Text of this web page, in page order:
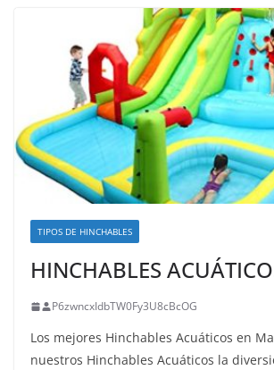
TIPOS DE HINCHABLES
HINCHABLES
P6zwncxIdbTW0Fy3U8cBcOG
Los mejores Hinchables Acuáticos en
nuestros Hinchables Acuáticos la